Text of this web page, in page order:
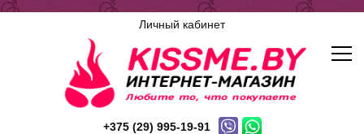
Личный кабинет
+375 (29) 995-19-91